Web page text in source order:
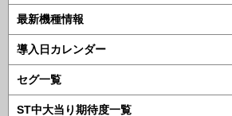
最新機種情報
導入日カレンダー
セグ一覧
ST中大当り期待度一覧